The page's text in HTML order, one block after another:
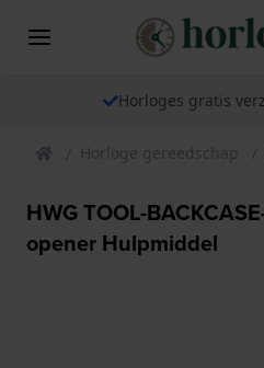
Horloges gratis
Horloge gereedschap
HWG TOOL-
opener Hulpmiddel